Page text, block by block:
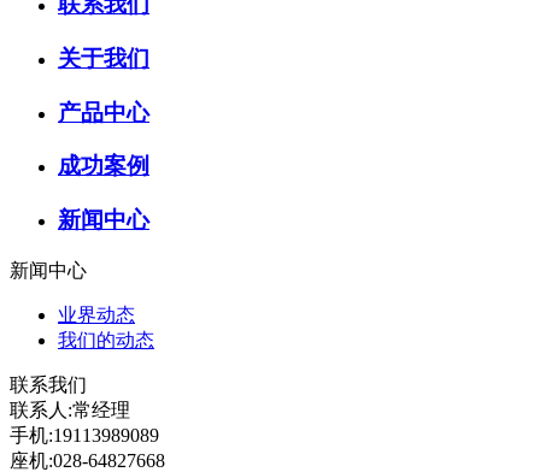
关于我们
产品中心
成功案例
新闻中心
新闻中心
业界动态
我们的动态
联系我们
联系人:常经理
手机:19113989089
座机:028-64827668